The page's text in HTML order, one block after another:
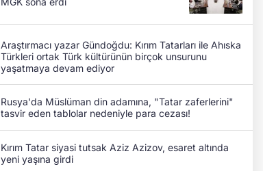
Araştırmacı yazar Gündoğdu: Kırım Tatarları ile Ahıska
Türkleri ortak Türk kültürünün birçok unsurunu
yaşatmaya devam ediyor
Rusya'da Müslüman din adamına, "Tatar zaferlerini"
tasvir eden tablolar nedeniyle para cezası!
Kırım Tatar siyasi tutsak Aziz Azizov, esaret altında
yeni yaşına girdi